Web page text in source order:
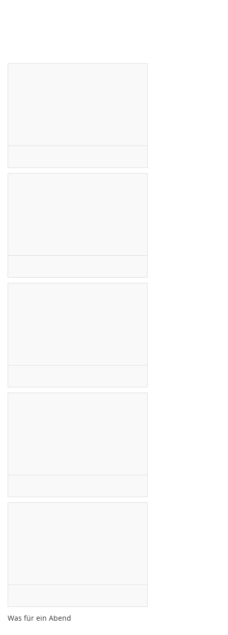
Was für ein Abend